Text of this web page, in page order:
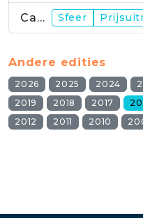
Campus Sfeer
Andere edities
2026 2025 2024
2019
2018 2017
2012
2011 2010